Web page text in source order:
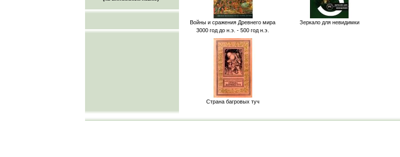
Войны и сражения Древнего мира
3000 год до н.э. - 500 год н.э.
Зеркало для невидимки
Страна багровых туч